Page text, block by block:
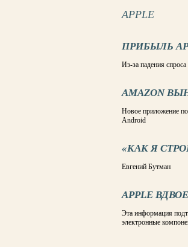
APPLE
ПРИБЫЛЬ
Из-за падения
AMAZON
Новое приложение
Android
«КАК Я
Евгений Бутман
APPLE
Эта информация
электронные